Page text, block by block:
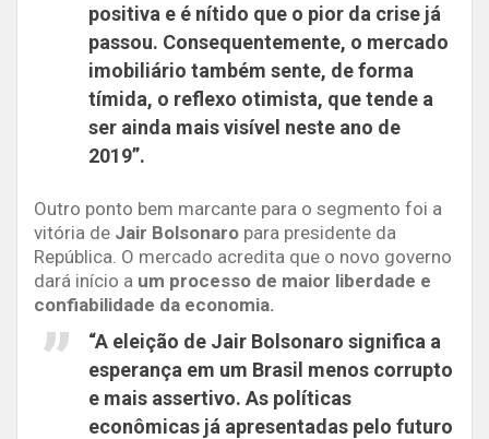
positiva e é nítido que o pior da crise já
passou. Consequentemente, o mercado
imobiliário também sente, de forma
tímida, o reflexo otimista, que tende a
ser ainda mais visível neste ano de
2019”.
Outro ponto bem marcante para o segmento foi a
vitória de Jair Bolsonaro para presidente da
República. O mercado acredita que o novo governo
dará início a um processo de maior liberdade e
confiabilidade da economia.
“A eleição de Jair Bolsonaro significa a
esperança em um Brasil menos corrupto
e mais assertivo. As políticas
econômicas já apresentadas pelo futuro